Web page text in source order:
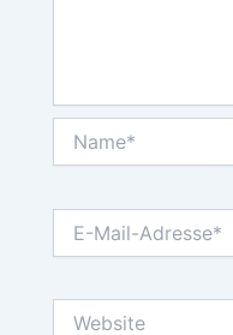
Mail-